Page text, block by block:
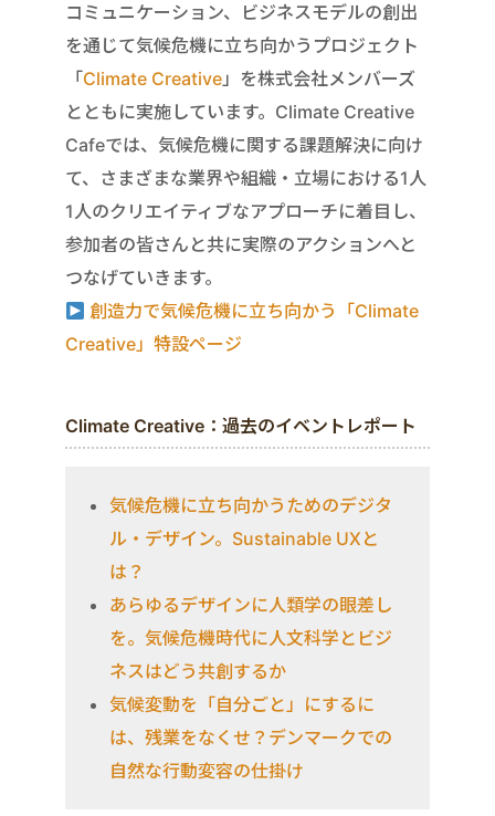
コミュニケーション、ビジネスモデルの創出
を通じて気候危機に立ち向かうプロジェクト
「Climate Creative」を株式会社メンバーズ
とともに実施しています。Climate Creative
Cafeでは、気候危機に関する課題解決に向け
て、さまざまな業界や組織・立場における1人
1人のクリエイティブなアプローチに着目し、
参加者の皆さんと共に実際のアクションへと
つなげていきます。
創造力で気候危機に立ち向かう「Climate
Creative」特設ページ
Climate Creative：過去のイベントレポート
気候危機に立ち向かうためのデジタ
ル・デザイン。Sustainable UXと
は？
あらゆるデザインに人類学の眼差し
を。気候危機時代に人文科学とビジ
ネスはどう共創するか
気候変動を「自分ごと」にするに
は、残業をなくせ？デンマークでの
自然な行動変容の仕掛け